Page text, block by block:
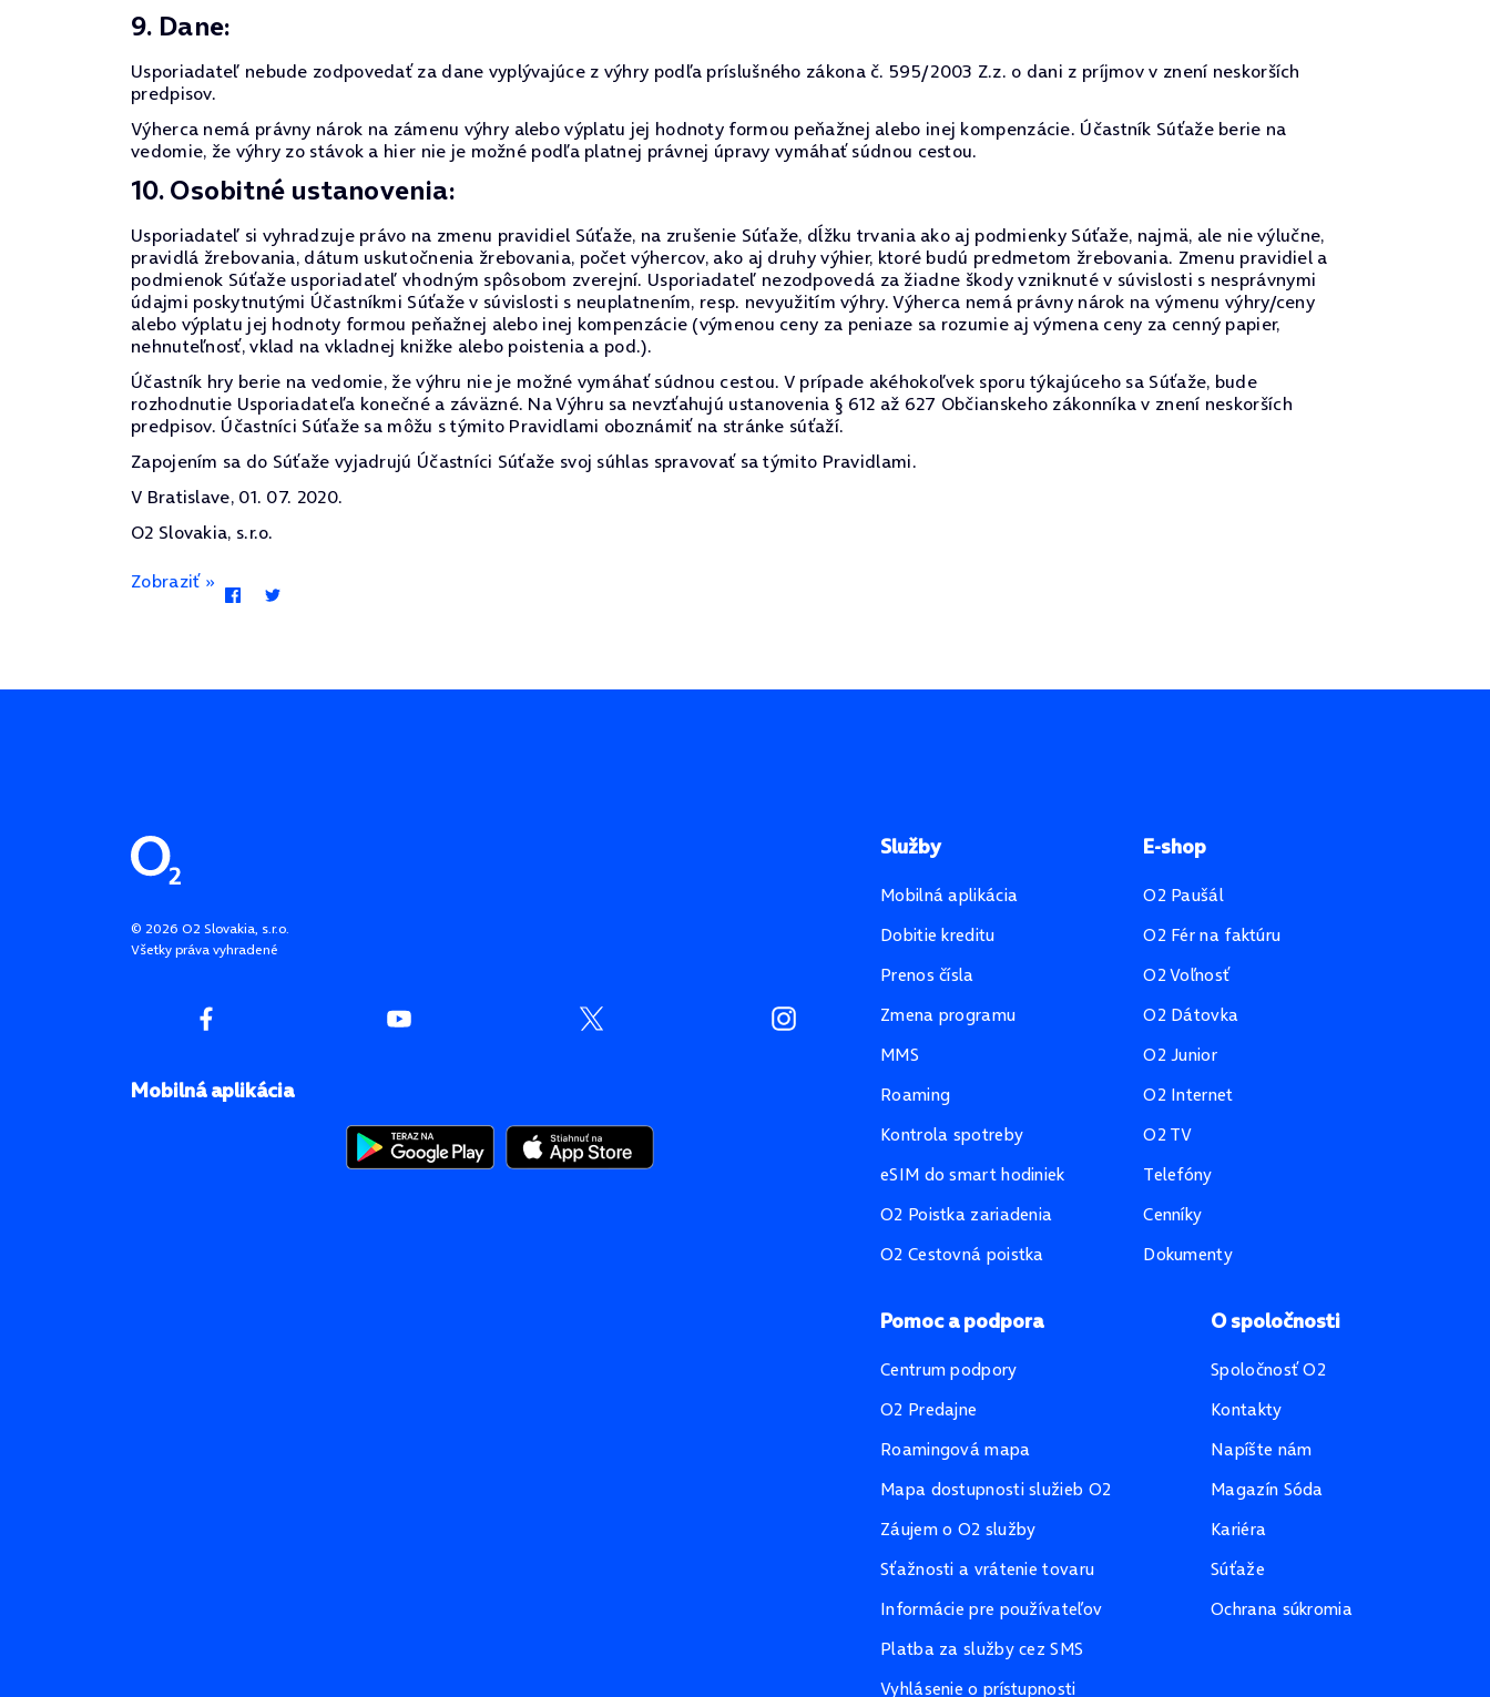
9. Dane:
Usporiadateľ nebude zodpovedať za dane vyplývajúce z výhry podľa príslušného zákona č. 595/2003 Z.z. o dani z príjmov v znení neskorších
predpisov.
Výherca nemá právny nárok na zámenu výhry alebo výplatu jej hodnoty formou peňažnej alebo inej kompenzácie. Účastník Súťaže berie na
vedomie, že výhry zo stávok a hier nie je možné podľa platnej právnej úpravy vymáhať súdnou cestou.
10. Osobitné ustanovenia:
Usporiadateľ si vyhradzuje právo na zmenu pravidiel Súťaže, na zrušenie Súťaže, dĺžku trvania ako aj podmienky Súťaže, najmä, ale nie výlučne,
pravidlá žrebovania, dátum uskutočnenia žrebovania, počet výhercov, ako aj druhy výhier, ktoré budú predmetom žrebovania. Zmenu pravidiel a
podmienok Súťaže usporiadateľ vhodným spôsobom zverejní. Usporiadateľ nezodpovedá za žiadne škody vzniknuté v súvislosti s nesprávnymi
údajmi poskytnutými Účastníkmi Súťaže v súvislosti s neuplatnením, resp. nevyužitím výhry. Výherca nemá právny nárok na výmenu výhry/ceny
alebo výplatu jej hodnoty formou peňažnej alebo inej kompenzácie (výmenou ceny za peniaze sa rozumie aj výmena ceny za cenný papier,
nehnuteľnosť, vklad na vkladnej knižke alebo poistenia a pod.).
Účastník hry berie na vedomie, že výhru nie je možné vymáhať súdnou cestou. V prípade akéhokoľvek sporu týkajúceho sa Súťaže, bude
rozhodnutie Usporiadateľa konečné a záväzné. Na Výhru sa nevzťahujú ustanovenia § 612 až 627 Občianskeho zákonníka v znení neskorších
predpisov. Účastníci Súťaže sa môžu s týmito Pravidlami oboznámiť na stránke súťaží.
Zapojením sa do Súťaže vyjadrujú Účastníci Súťaže svoj súhlas spravovať sa týmito Pravidlami.
V Bratislave, 01. 07. 2020.
O2 Slovakia, s.r.o.
Zobraziť »
Pätička stránky
© 2026 O2 Slovakia, s.r.o.
Všetky práva vyhradené
Mobilná aplikácia
Služby
Mobilná aplikácia
Dobitie kreditu
Prenos čísla
Zmena programu
MMS
Roaming
Kontrola spotreby
eSIM do smart hodiniek
O2 Poistka zariadenia
O2 Cestovná poistka
E-shop
O2 Paušál
O2 Fér na faktúru
O2 Voľnosť
O2 Dátovka
O2 Junior
O2 Internet
O2 TV
Telefóny
Cenníky
Dokumenty
Pomoc a podpora
Centrum podpory
O2 Predajne
Roamingová mapa
Mapa dostupnosti služieb O2
Záujem o O2 služby
Sťažnosti a vrátenie tovaru
Informácie pre používateľov
Platba za služby cez SMS
Vyhlásenie o prístupnosti
O spoločnosti
Spoločnosť O2
Kontakty
Napíšte nám
Magazín Sóda
Kariéra
Súťaže
Ochrana súkromia